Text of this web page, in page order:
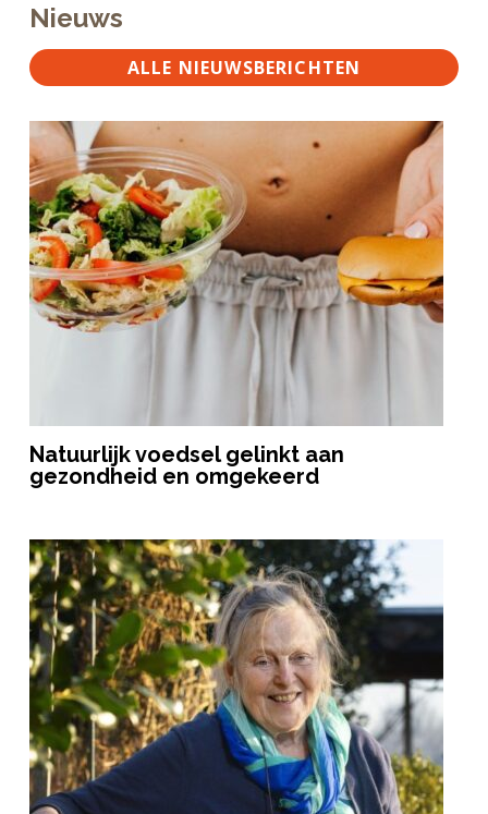
Nieuws
ALLE NIEUWSBERICHTEN
Natuurlijk voedsel gelinkt aan
gezondheid en omgekeerd